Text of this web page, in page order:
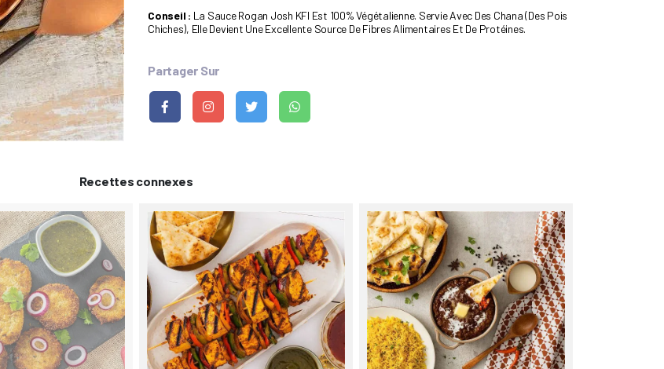
Conseil : La Sauce Rogan Josh KFI Est 100% Végétalienne. Servie Avec Des Chana (des Pois
Chiches), Elle Devient Une Excellente Source De Fibres Alimentaires Et De Protéines.
Partager Sur
Recettes connexes